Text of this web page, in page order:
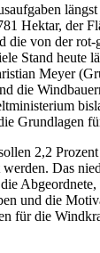
Hektar, der
die von der rot-
Stand heute
Meyer
die
Grundlagen
2,2
Das
Abgeordnete,
und die
für die